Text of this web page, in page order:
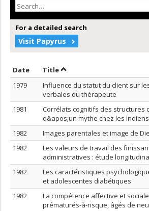
For a detailed search
Visit Papyrus
Date Sort by date in descending order
TitleSort by title in
1979
Influence du statut du client sur
verbales du thérapeute
1981
Corrélats cognitifs des structures
d&apos;un mythe chez les
1982
Images parentales et image de
1982
Les valeurs de travail des
administratives : étude
1982
Les caractéristiques
et adolescentes diabétiques
1982
La compétence affective et
prématurés-à-risque, âgés de